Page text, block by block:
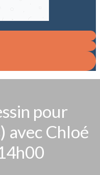
pour
avec Chloé